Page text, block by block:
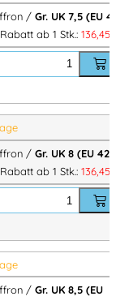
steigert
für sicheren
schnelle
Schnürsenkel für
perfekte
/ Gr. UK 7,5 (EU
ab 1 Stk.: 136,45
/ Gr. UK 8 (EU 42)
ab 1 Stk.: 136,45
/ Gr. UK 8,5 (EU